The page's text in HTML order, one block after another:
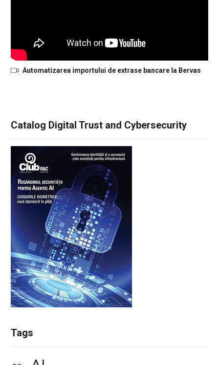
Automatizarea importului de extrase bancare la Bervas
Catalog Digital Trust and Cybersecurity
Tags